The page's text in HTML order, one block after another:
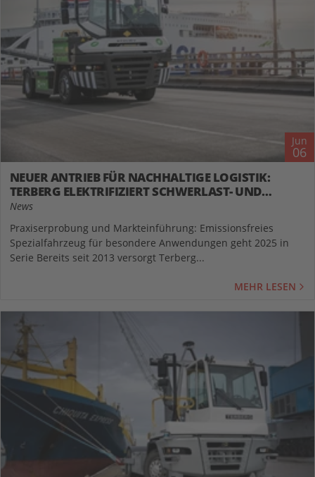
Jun
06
NEUER ANTRIEB FÜR NACHHALTIGE LOGISTIK:
TERBERG ELEKTRIFIZIERT SCHWERLAST- UND
RO/RO-TRANSPORTE
News
Praxiserprobung und Markteinführung: Emissionsfreies
Spezialfahrzeug für besondere Anwendungen geht 2025 in
Serie Bereits seit 2013 versorgt Terberg...
MEHR LESEN